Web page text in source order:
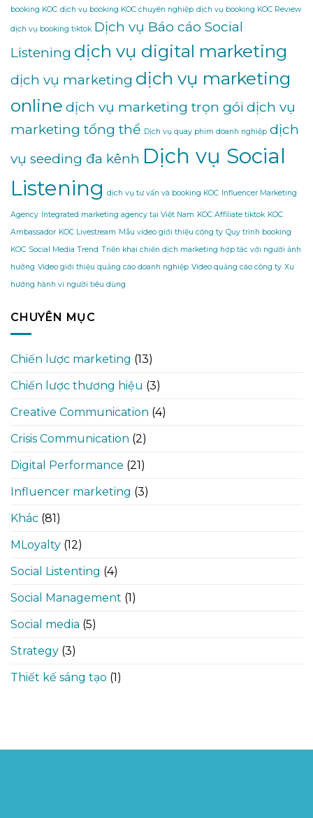
booking KOC dịch vụ booking KOC chuyên nghiệp dịch vụ booking KOC Review
dịch vụ booking tiktok Dịch vụ Báo cáo Social
Listening dịch vụ digital marketing
dịch vụ marketing dịch vụ marketing
online dịch vụ marketing trọn gói dịch vụ
marketing tổng thể Dịch vụ quay phim doanh nghiệp dịch
vụ seeding đa kênh Dịch vụ Social
Listening dịch vụ tư vấn và booking KOC Influencer Marketing
Agency Integrated marketing agency tại Việt Nam KOC Affiliate tiktok KOC
Ambassador KOC Livestream Mẫu video giới thiệu công ty Quy trình booking
KOC Social Media Trend Triển khai chiến dịch marketing hợp tác với người ảnh
hưởng Video giới thiệu quảng cáo doanh nghiệp Video quảng cáo công ty Xu
hướng hành vi người tiêu dùng
CHUYÊN MỤC
Chiến lược marketing (13)
Chiến lược thương hiệu (3)
Creative Communication (4)
Crisis Communication (2)
Digital Performance (21)
Influencer marketing (3)
Khác (81)
MLoyalty (12)
Social Listenting (4)
Social Management (1)
Social media (5)
Strategy (3)
Thiết kế sáng tạo (1)